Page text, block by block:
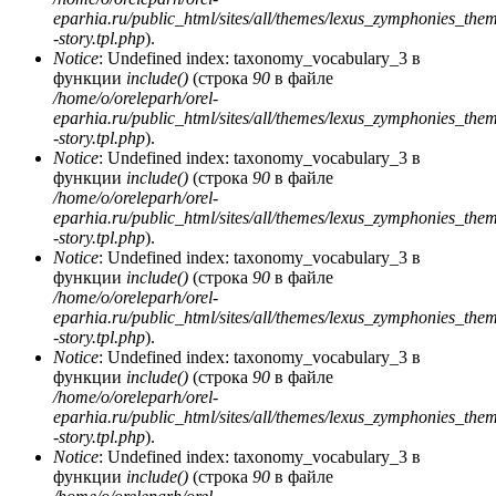
eparhia.ru/public_html/sites/all/themes/
-story.tpl.php).
Notice: Undefined index: taxonomy_vocabulary_3 в
функции include() (строка 90 в файле
/home/o/oreleparh/orel-
eparhia.ru/public_html/sites/all/themes/
-story.tpl.php).
Notice: Undefined index: taxonomy_vocabulary_3 в
функции include() (строка 90 в файле
/home/o/oreleparh/orel-
eparhia.ru/public_html/sites/all/themes/
-story.tpl.php).
Notice: Undefined index: taxonomy_vocabulary_3 в
функции include() (строка 90 в файле
/home/o/oreleparh/orel-
eparhia.ru/public_html/sites/all/themes/
-story.tpl.php).
Notice: Undefined index: taxonomy_vocabulary_3 в
функции include() (строка 90 в файле
/home/o/oreleparh/orel-
eparhia.ru/public_html/sites/all/themes/
-story.tpl.php).
Notice: Undefined index: taxonomy_vocabulary_3 в
функции include() (строка 90 в файле